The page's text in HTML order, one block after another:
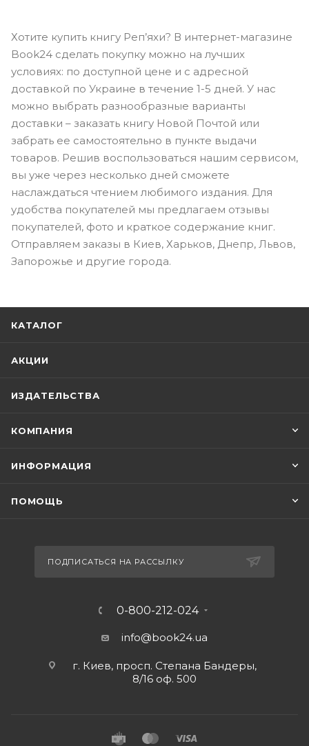
Хотите купить книгу Реп’яхи? В интернет-магазине
Book24 сделать покупку можно на лучших
условиях: по доступной цене и с адресной
доставкой по Украине в течение 1-5 дней. У нас
можно выбрать разнообразные варианты
доставки – заказать книгу Новой Почтой или
забрать ее самостоятельно в пункте выдачи
товаров. Решив воспользоваться нашим сервисом,
вы уже через несколько дней сможете
наслаждаться чтением любимого издания. Для
удобства покупателей мы предлагаем отзывы
покупателей, фото и краткое содержание книг.
Отправляем заказы в Киев, Харьков, Днепр, Львов,
Запорожье и другие города.
КАТАЛОГ
АКЦИИ
ИЗДАТЕЛЬСТВА
КОМПАНИЯ
ИНФОРМАЦИЯ
ПОМОЩЬ
ПОДПИСАТЬСЯ НА РАССЫЛКУ
0-800-212-024
info@book24.ua
г. Киев, просп. Степана Бандеры,
8/16 оф. 500